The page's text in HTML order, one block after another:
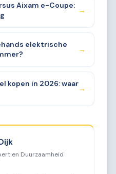
Aixam e-Coupe:
→
elektrische
→
kopen in 2026: waar
→
en Duurzaamheid